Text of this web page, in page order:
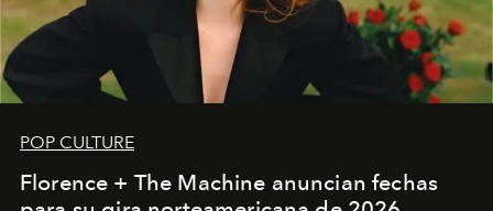
POP CULTURE
Florence + The Machine anuncian fechas